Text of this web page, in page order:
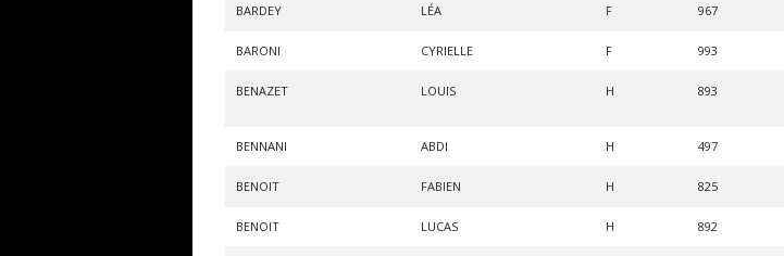
BARDEY LÉA F 967
BARONI CYRIELLE F 993
BENAZET LOUIS H 893
BENNANI ABDI H 497
BENOIT FABIEN H 825
BENOIT LUCAS H 892